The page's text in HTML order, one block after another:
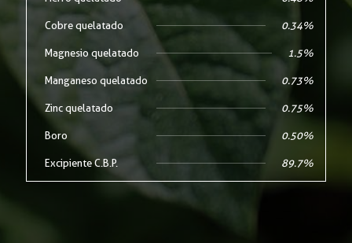
Cobre quelatado 0.34%
Magnesio quelatado 1.5%
Manganeso quelatado 0.73%
Zinc quelatado 0.75%
Boro 0.50%
Excipiente C.B.P. 89.7%